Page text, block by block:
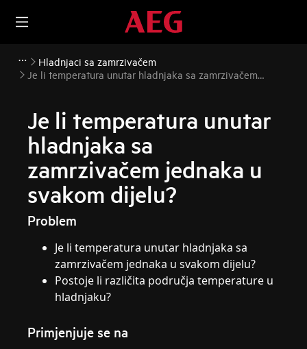
Hladnjaci sa zamrzivačem
Je li temperatura unutar hladnjaka sa zamrzivačem
Je li temperatura unutar
hladnjaka sa
zamrzivačem jednaka u
svakom dijelu?
Problem
Je li temperatura unutar hladnjaka sa
zamrzivačem jednaka u svakom dijelu?
Postoje li različita područja temperature u
hladnjaku?
Primjenjuje se na